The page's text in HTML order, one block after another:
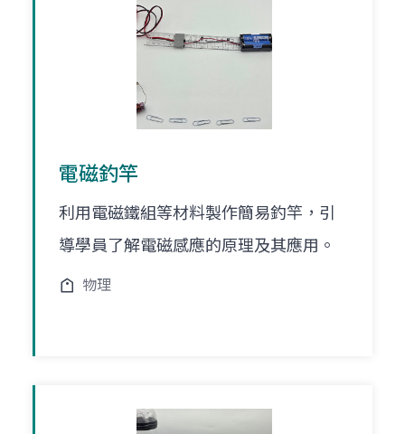
電磁釣竿
利用電磁鐵組等材料製作簡易釣竿，引
導學員了解電磁感應的原理及其應用。
物理